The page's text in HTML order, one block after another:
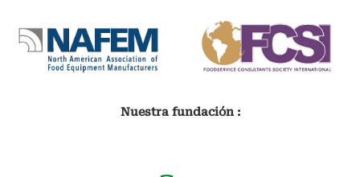
Nuestra fundación :